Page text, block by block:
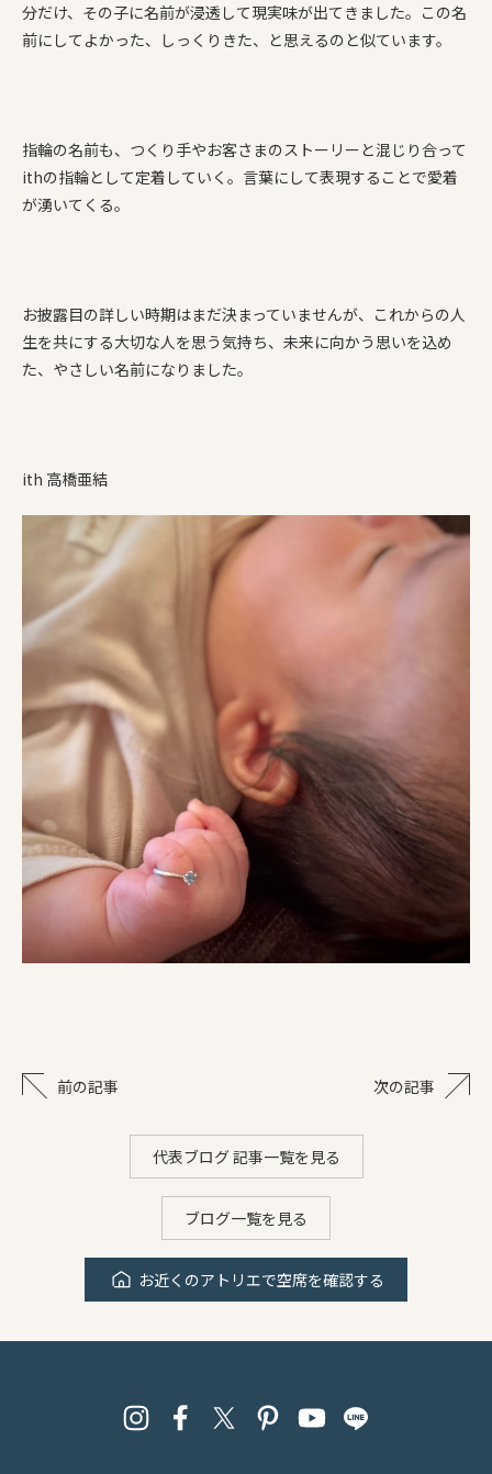
分だけ、その子に名前が浸透して現実味が出てきました。この名
前にしてよかった、しっくりきた、と思えるのと似ています。
指輪の名前も、つくり手やお客さまのストーリーと混じり合って
ithの指輪として定着していく。言葉にして表現することで愛着
が湧いてくる。
お披露目の詳しい時期はまだ決まっていませんが、これからの人
生を共にする大切な人を思う気持ち、未来に向かう思いを込め
た、やさしい名前になりました。
ith 高橋亜結
前の記事 次の記事
代表ブログ 記事一覧を見る
ブログ一覧を見る
お近くのアトリエで空席を確認する